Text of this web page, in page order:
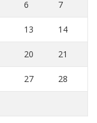
13 14
20 21
27 28